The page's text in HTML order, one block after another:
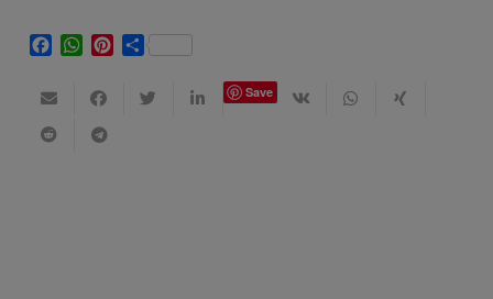
Facebook
WhatsApp
Pinterest
Share
Save